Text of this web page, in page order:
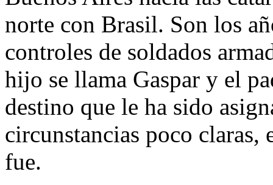
norte con Brasil. Son los
controles de soldados
hijo se llama Gaspar y el
destino que le ha sido
circunstancias poco claras,
fue.